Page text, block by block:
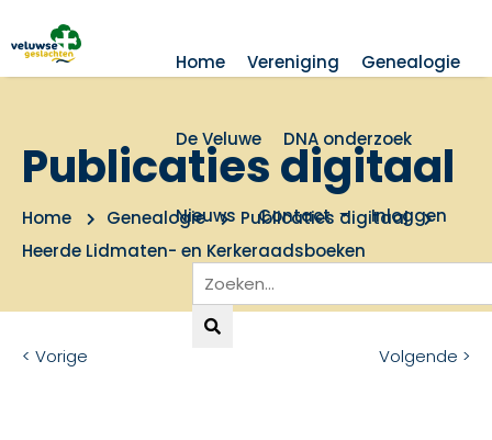
Home Vereniging Genealogie
De Veluwe DNA onderzoek
Nieuws Contact Inloggen
Publicaties digitaal
Home Genealogie
Publicaties digitaal
Heerde Lidmaten- en Kerkeraadsboeken
< Vorige Volgende >